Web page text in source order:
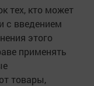
тех, кто может
с введением
этого
применять
товары,